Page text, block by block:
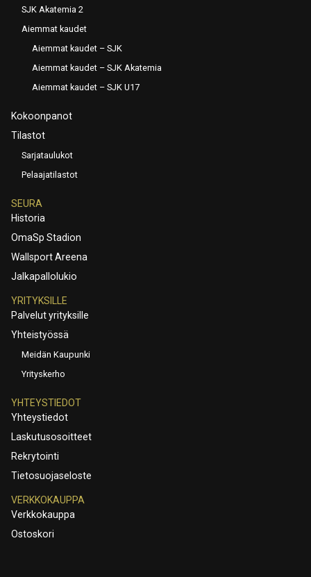
SJK Akatemia 2
Aiemmat kaudet
Aiemmat kaudet – SJK
Aiemmat kaudet – SJK Akatemia
Aiemmat kaudet – SJK U17
Kokoonpanot
Tilastot
Sarjataulukot
Pelaajatilastot
SEURA
Historia
OmaSp Stadion
Wallsport Areena
Jalkapallolukio
YRITYKSILLE
Palvelut yrityksille
Yhteistyössä
Meidän Kaupunki
Yrityskerho
YHTEYSTIEDOT
Yhteystiedot
Laskutusosoitteet
Rekrytointi
Tietosuojaseloste
VERKKOKAUPPA
Verkkokauppa
Ostoskori